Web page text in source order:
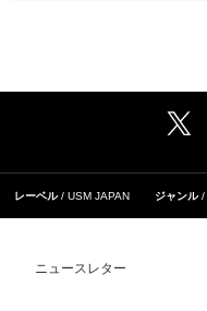
レーベル USM JAPAN ジャンル
ニュースレター